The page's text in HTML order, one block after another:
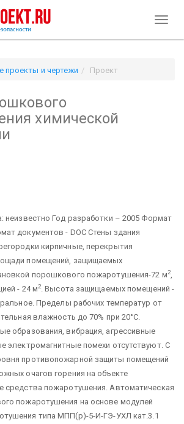
проекты и чертежи
Проект
химической
неизвестно Год разработки – 2005 Формат
документов - DOC Стены здания
кирпичные, перекрытия
помещений, защищаемых
порошкового пожаротушения-72 м2,
- 24 м2. Высота защищаемых помещений -
Пределы рабочих температур от
влажность до 70% при 20°С.
образования, вибрация, агрессивные
электромагнитные помехи отсутствуют. С
противопожарной защиты помещений
очагов горения на объекте
средства пожаротушения. Автоматическая
пожаротушения на основе модулей
типа МПП(р)-5-И-ГЭ-УХЛ кат.3.1